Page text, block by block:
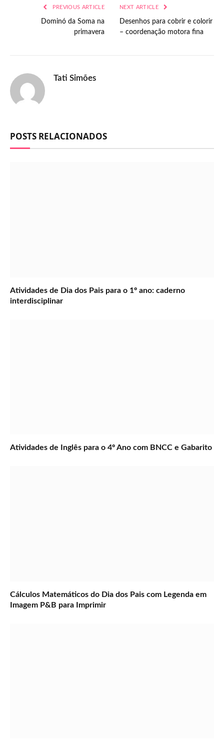
PREVIOUS ARTICLE
Dominó da Soma na
primavera
NEXT ARTICLE
Desenhos para cobrir e colorir
– coordenação motora fina
Tati Simões
POSTS RELACIONADOS
Atividades de Dia dos Pais para o 1º ano: caderno
interdisciplinar
Atividades de Inglês para o 4º Ano com BNCC e Gabarito
Cálculos Matemáticos do Dia dos Pais com Legenda em
Imagem P&B para Imprimir